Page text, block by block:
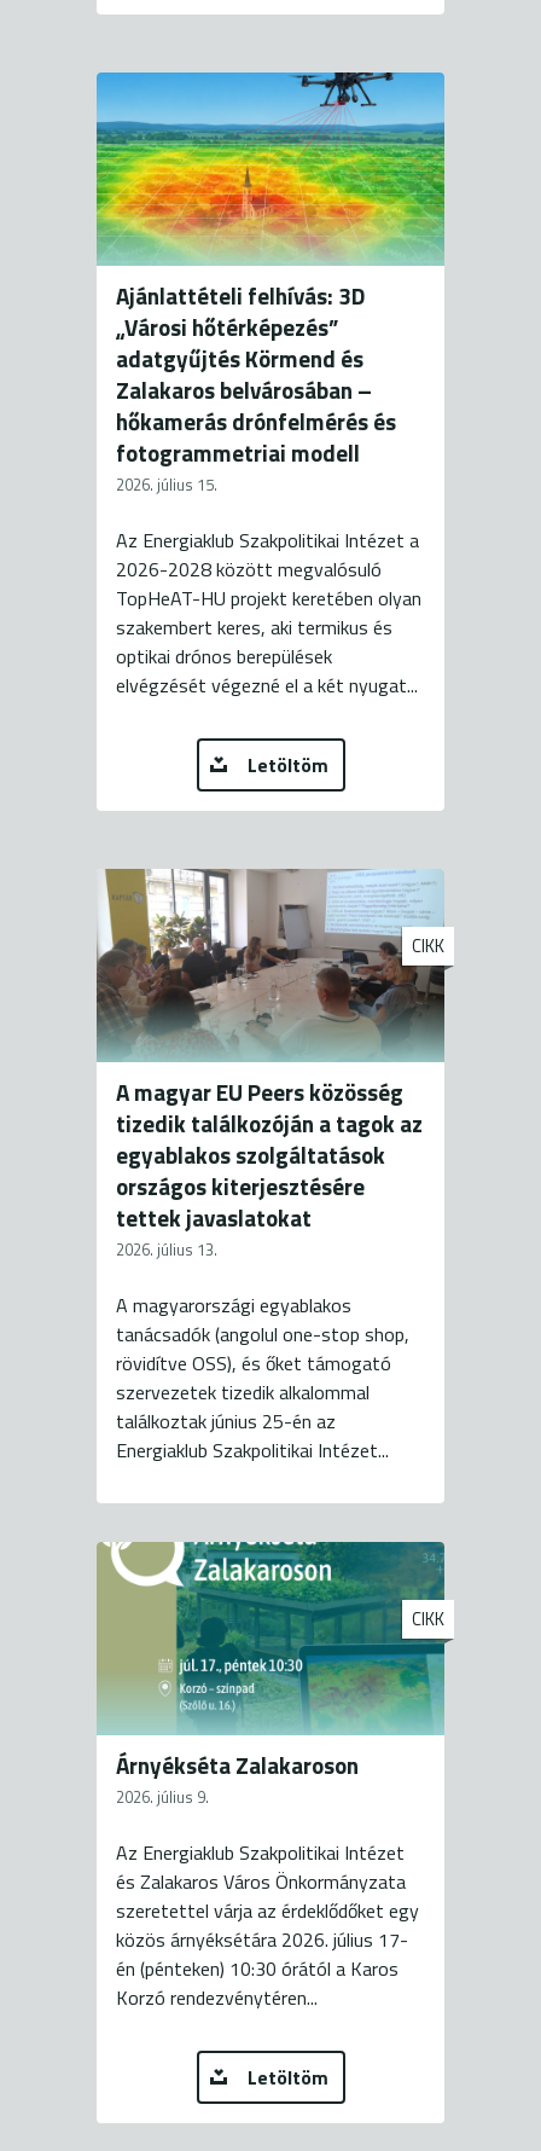
Ajánlattételi felhívás: 3D
„Városi hőtérképezés”
adatgyűjtés Körmend és
Zalakaros belvárosában –
hőkamerás drónfelmérés és
fotogrammetriai modell
2026. július 15.
Az Energiaklub Szakpolitikai Intézet a
2026-2028 között megvalósuló
TopHeAT-HU projekt keretében olyan
szakembert keres, aki termikus és
optikai drónos berepülések
elvégzését végezné el a két nyugat...
Letöltöm
CIKK
A magyar EU Peers közösség
tizedik találkozóján a tagok az
egyablakos szolgáltatások
országos kiterjesztésére
tettek javaslatokat
2026. július 13.
A magyarországi egyablakos
tanácsadók (angolul one-stop shop,
rövidítve OSS), és őket támogató
szervezetek tizedik alkalommal
találkoztak június 25-én az
Energiaklub Szakpolitikai Intézet...
CIKK
Árnyékséta Zalakaroson
2026. július 9.
Az Energiaklub Szakpolitikai Intézet
és Zalakaros Város Önkormányzata
szeretettel várja az érdeklődőket egy
közös árnyéksétára 2026. július 17-
én (pénteken) 10:30 órától a Karos
Korzó rendezvénytéren...
Letöltöm